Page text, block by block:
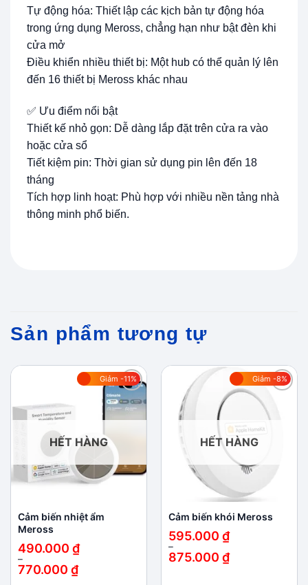
Tự động hóa: Thiết lập các kịch bản tự động hóa
trong ứng dụng Meross, chẳng hạn như bật đèn khi
cửa mở
Điều khiển nhiều thiết bị: Một hub có thể quản lý lên
đến 16 thiết bị Meross khác nhau
✅ Ưu điểm nổi bật
Thiết kế nhỏ gọn: Dễ dàng lắp đặt trên cửa ra vào
hoặc cửa sổ
Tiết kiệm pin: Thời gian sử dụng pin lên đến 18
tháng
Tích hợp linh hoạt: Phù hợp với nhiều nền tảng nhà
thông minh phổ biến.
Sản phẩm tương tự
Giảm -11%
Add to
wishlist
HẾT HÀNG
Cảm biến nhiệt ẩm
Meross
490.000 ₫
–
770.000 ₫
Khoảng
Giảm -8%
wishlist
HẾT HÀNG
Cảm biến khói Meross
595.000 ₫
–
875.000 ₫
Khoảng